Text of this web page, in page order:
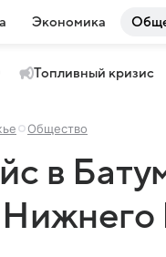
Экономика
Топливный кризис
Общество
в